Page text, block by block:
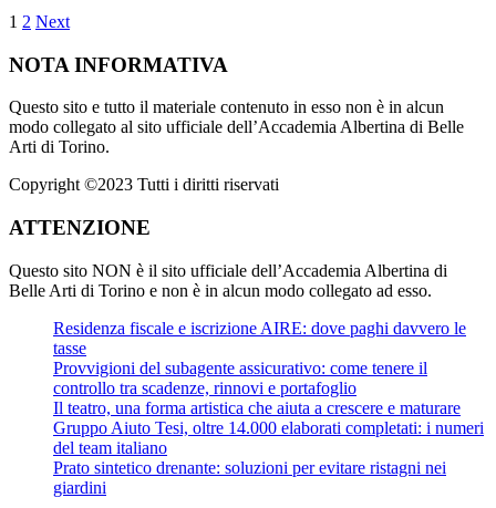
Paginazione
degli
1 2 Next
NOTA INFORMATIVA
Questo sito e tutto il materiale contenuto in esso non è in alcun
modo collegato al sito ufficiale dell’Accademia Albertina di Belle
Arti di Torino.
Copyright ©2023 Tutti i diritti riservati
ATTENZIONE
Questo sito NON è il sito ufficiale dell’Accademia Albertina di
Belle Arti di Torino e non è in alcun modo collegato ad esso.
Residenza fiscale e iscrizione AIRE: dove paghi davvero le
tasse
Provvigioni del subagente assicurativo: come tenere il
controllo tra scadenze, rinnovi e portafoglio
Il teatro, una forma artistica che aiuta a crescere e maturare
Gruppo Aiuto Tesi, oltre 14.000 elaborati completati: i numeri
del team italiano
Prato sintetico drenante: soluzioni per evitare ristagni nei
giardini